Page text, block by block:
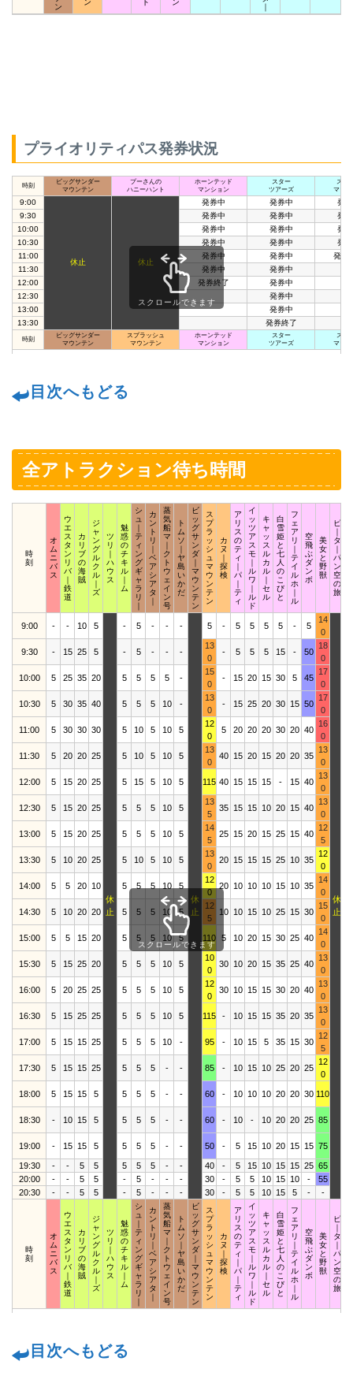
ン
ン ト ン
｜
プライオリティパス発券状況
時刻
ビッグサンダー
マウンテン
プーさんの
ハニーハント
ホーンテッド
マンション
スター
ツアーズ
スペ
マウン
9:00
休止 休止
発券中 発券中
発
9:30
発券中 発券中
発
10:00
発券中 発券中
発
10:30
発券中 発券中
発
11:00
発券中 発券中
発券
11:30
発券中
発券中
12:00
発券終了
発券中
12:30
発券中
13:00
発券中
13:30
発券終了
時刻
ビッグサンダー
マウンテン
スプラッシュ
マウンテン
ホーンテッド
マンション
スター
ツアーズ
スペ
マウン
スクロールできます
目次へもどる
全アトラクション待ち時間
時
刻
オ
ム
ニ
バ
ス
ウ
エ
ス
タ
ン
リ
バ
｜
鉄
道
カ
リ
ブ
の
海
賊
ジ
ャ
ン
グ
ル
ク
ル
｜
ズ
ツ
リ
｜
ハ
ウ
ス
魅
惑
の
チ
キ
ル
｜
ム
シ
ュ
｜
テ
ィ
ン
グ
ギ
ャ
ラ
リ
｜
カ
ン
ト
リ
｜
ベ
ア
シ
ア
タ
｜
蒸
気
船
マ
｜
ク
ト
ウ
ェ
イ
ン
号
ト
ム
ソ
｜
ヤ
島
い
か
だ
ビ
ッ
グ
サ
ン
ダ
｜
マ
ウ
ン
テ
ン
ス
プ
ラ
ッ
シ
ュ
マ
ウ
ン
テ
ン
カ
ヌ
｜
探
検
ア
リ
ス
の
テ
ィ
｜
パ
｜
テ
ィ
イ
ッ
ツ
ア
ス
モ
｜
ル
ワ
｜
ル
ド
キ
ャ
ッ
ス
ル
カ
ル
｜
セ
ル
白
雪
姫
と
七
人
の
こ
び
と
フ
ェ
ア
リ
｜
テ
イ
ル
ホ
｜
ル
空
飛
ぶ
ダ
ン
ボ
美
女
と
野
獣
ピ
｜
タ
｜
パ
ン
空
の
旅
9:00 - - 10 5
休
止
- 5 - - -
休
止
5 - 5 5 5 5 - 5
14
0
休
止
9:30 - 15 25 5 - 5 - - -
13
0
- 5 5 5 15 - 50
18
0
10:00 5 25 35 20 5 5 5 5 -
15
0
- 15 20 15 30 5 45
17
0
10:30 5 30 35 40 5 5 5 10 -
13
0
- 15 25 20 30 15 50
17
0
11:00 5 30 30 30 5 10 5 10 5
12
0
5 20 20 20 30 20 40
16
0
11:30 5 20 20 25 5 10 5 10 5
13
0
40 15 20 15 20 20 35
13
0
12:00 5 15 20 25 5 15 5 10 5 115 40 15 15 15 - 15 40
13
0
12:30 5 15 20 25 5 5 5 10 5
13
5
35 15 15 10 20 15 40
13
0
13:00 5 15 20 25 5 5 5 10 5
14
5
25 15 20 15 25 15 40
12
5
13:30 5 10 20 25 5 10 5 10 5
13
0
20 15 15 15 25 10 35
12
0
14:00 5 5 20 10 5 5 5 10 5
12
0
20 10 10 10 15 10 35
14
0
14:30 5 10 20 20 5 5 5 10 5
12
5
10 10 15 10 25 15 30
15
0
15:00 5 5 15 20 5 5 5 10 5 110 5 10 20 15 30 25 40
14
0
15:30 5 15 25 20 5 5 5 10 5
10
0
30 10 20 15 35 25 40
13
0
16:00 5 20 25 25 5 5 5 10 5
12
0
30 10 15 15 30 20 40
13
0
16:30 5 15 25 25 5 5 5 10 5 115 - 10 15 15 35 20 35
13
0
17:00 5 15 15 25 5 5 5 10 - 95 - 10 15 5 35 15 30
12
5
17:30 5 15 15 25 5 5 5 - - 85 - 10 15 10 25 20 25
12
0
18:00 5 15 15 5 5 5 5 - - 60 - 10 10 10 20 20 30 110
18:30 - 10 15 5 5 5 5 - - 60 - 10 - 10 20 20 25 85
19:00 - 15 15 5 5 5 5 - - 50 - 5 15 10 20 15 15 75
19:30 - - 5 5 5 5 5 - - 40 - 5 15 10 15 15 25 65
20:00
- - 5 5 - 5 - - - 30 - 5 5 10 15 10 - 55
20:30
- - 5 5 - 5 - - - 30 - 5 5 10 15 5 - -
時
刻
オ
ム
ニ
バ
ス
ウ
エ
ス
タ
ン
リ
バ
｜
鉄
道
カ
リ
ブ
の
海
賊
ジ
ャ
ン
グ
ル
ク
ル
｜
ズ
ツ
リ
｜
ハ
ウ
ス
魅
惑
の
チ
キ
ル
｜
ム
シ
ュ
｜
テ
ィ
ン
グ
ギ
ャ
ラ
リ
｜
カ
ン
ト
リ
｜
ベ
ア
シ
ア
タ
｜
蒸
気
船
マ
｜
ク
ト
ウ
ェ
イ
ン
号
ト
ム
ソ
｜
ヤ
島
い
か
だ
ビ
ッ
グ
サ
ン
ダ
｜
マ
ウ
ン
テ
ン
ス
プ
ラ
ッ
シ
ュ
マ
ウ
ン
テ
ン
カ
ヌ
｜
探
検
ア
リ
ス
の
テ
ィ
｜
パ
｜
テ
ィ
イ
ッ
ツ
ア
ス
モ
｜
ル
ワ
｜
ル
ド
キ
ャ
ッ
ス
ル
カ
ル
｜
セ
ル
白
雪
姫
と
七
人
の
こ
び
と
フ
ェ
ア
リ
｜
テ
イ
ル
ホ
｜
ル
空
飛
ぶ
ダ
ン
ボ
美
女
と
野
獣
ピ
｜
タ
｜
パ
ン
空
の
旅
スクロールできます
目次へもどる